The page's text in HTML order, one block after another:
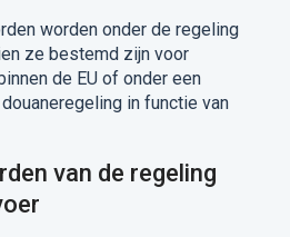
worden onder de regeling
ze bestemd zijn voor
de EU of onder een
in functie van
van de regeling